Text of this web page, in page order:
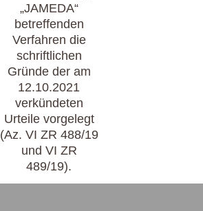
„JAMEDA“
betreffenden
Verfahren die
schriftlichen
Gründe der am
12.10.2021
verkündeten
Urteile vorgelegt
(Az. VI ZR 488/19
und VI ZR
489/19).